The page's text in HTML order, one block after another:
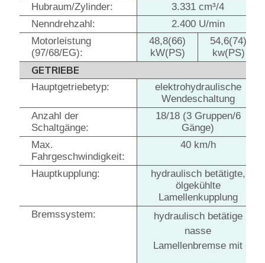
Hubraum/Zylinder:
3.331 cm³/4
Nenndrehzahl:
2.400 U/min
Motorleistung
(97/68/EG):
48,8(66)
kW(PS)
54,6(74)
kw(PS)
GETRIEBE
Hauptgetriebetyp:
elektrohydraulische
Wendeschaltung
Anzahl der
Schaltgänge:
18/18 (3 Gruppen/6
Gänge)
Max.
Fahrgeschwindigkeit:
40 km/h
Hauptkupplung:
hydraulisch betätigte,
ölgekühlte
Lamellenkupplung
Bremssystem:
hydraulisch betätige
nasse
Lamellenbremse mit